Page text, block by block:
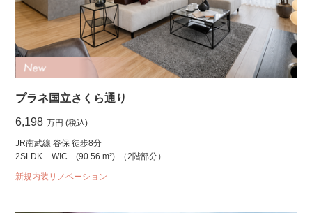
プラネ国立さくら通り
6,198 万円 (税込)
JR南武線 谷保 徒歩8分
2SLDK + WIC
(90.56 m²) （2階部分）
新規内装リノベーション